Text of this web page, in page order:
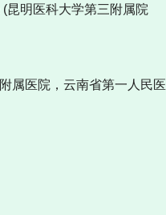
昆明医科大学第三附属院
属医院，云南省第一人民医